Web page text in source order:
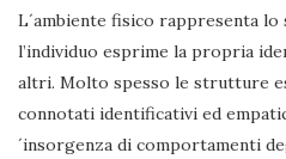
L´ambiente fisico rappresenta lo
l’individuo esprime la propria
altri. Molto spesso le strutture
connotati identificativi ed
´insorgenza di comportamenti